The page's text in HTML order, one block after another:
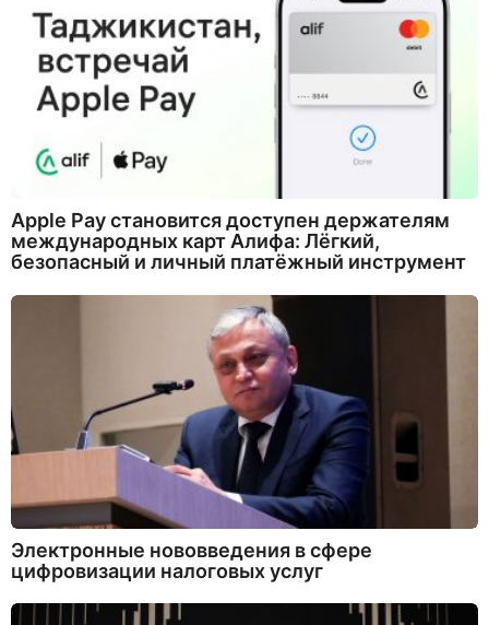
Apple Pay становится доступен держателям
международных карт Алифа: Лёгкий,
безопасный и личный платёжный инструмент
Электронные нововведения в сфере
цифровизации налоговых услуг